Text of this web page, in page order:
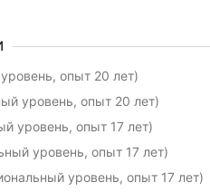
опыт 20 лет)
уровень, опыт 20 лет)
уровень, опыт 17 лет)
уровень, опыт 17 лет)
уровень, опыт 17 лет)